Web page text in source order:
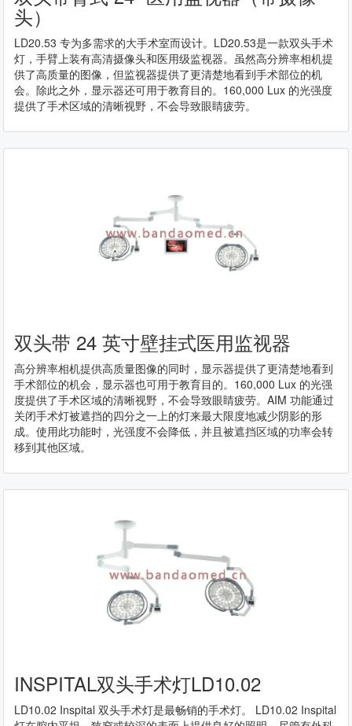
头）
LD20.53 专为多需求的大手术室而设计。LD20.53是一款双头手术
灯，手臂上装有高清摄像头和医用级监视器。虽然高分辨率相机提
供了高质量的图像，但监视器提供了更清楚地看到手术部位的机
会。除此之外，显示器还可用于教育目的。160,000 Lux 的光强度
提供了手术区域的清晰视野，不会导致眼睛疲劳。
双头带 24 英寸壁挂式医用监视器
高分辨率相机提供高质量图像的同时，显示器提供了更清楚地看到
手术部位的机会，显示器也可用于教育目的。160,000 Lux 的光强
度提供了手术区域的清晰视野，不会导致眼睛疲劳。AIM 功能通过
关闭手术灯被遮挡的四分之一上的灯来最大限度地减少阴影的形
成。使用此功能时，光强度不会降低，并且被遮挡区域的功率会转
移到其他区域。
INSPITAL双头手术灯LD10.02
LD10.02 Inspital 双头手术灯是最畅销的手术灯。 LD10.02 Inspital